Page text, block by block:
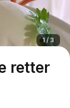
retter
1 / 3